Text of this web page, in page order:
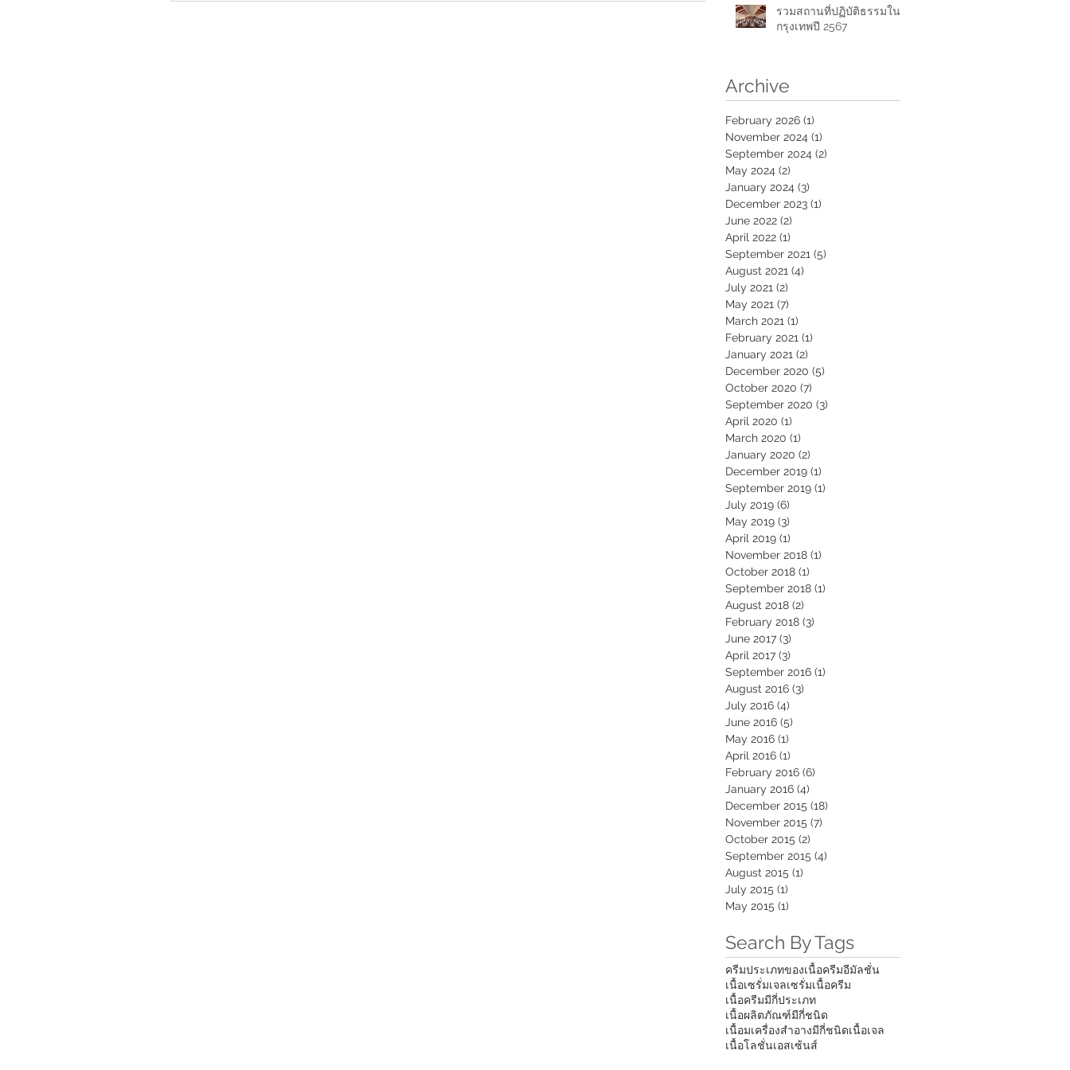
รวมสถานที่ปฏิบัติธรรมใน
กรุงเทพปี 2567
Archive
February 2026 (1)
November 2024 (1)
September 2024 (2)
May 2024 (2)
January 2024 (3)
December 2023 (1)
June 2022 (2)
April 2022 (1)
September 2021 (5)
August 2021 (4)
July 2021 (2)
May 2021 (7)
March 2021 (1)
February 2021 (1)
January 2021 (2)
December 2020 (5)
October 2020 (7)
September 2020 (3)
April 2020 (1)
March 2020 (1)
January 2020 (2)
December 2019 (1)
September 2019 (1)
July 2019 (6)
May 2019 (3)
April 2019 (1)
November 2018 (1)
October 2018 (1)
September 2018 (1)
August 2018 (2)
February 2018 (3)
June 2017 (3)
April 2017 (3)
September 2016 (1)
August 2016 (3)
July 2016 (4)
June 2016 (5)
May 2016 (1)
April 2016 (1)
February 2016 (6)
January 2016 (4)
December 2015 (18)
November 2015 (7)
October 2015 (2)
September 2015 (4)
August 2015 (1)
July 2015 (1)
May 2015 (1)
Search By Tags
ครีมประเภทของเนื้อครีมอีมัลชั่น
ัเนื้อเซรั่มเจลเซรั่มเนื้อครีม
เนื้อครีมมีกี่ประเภท
เนื้อผลิตภัณฑ์มีกี่ชนิด
เนื้อมเครื่องสำอางมีกี่ชนิดเนื้อเจล
เนื้อโลชั่นเอสเซ้นส์